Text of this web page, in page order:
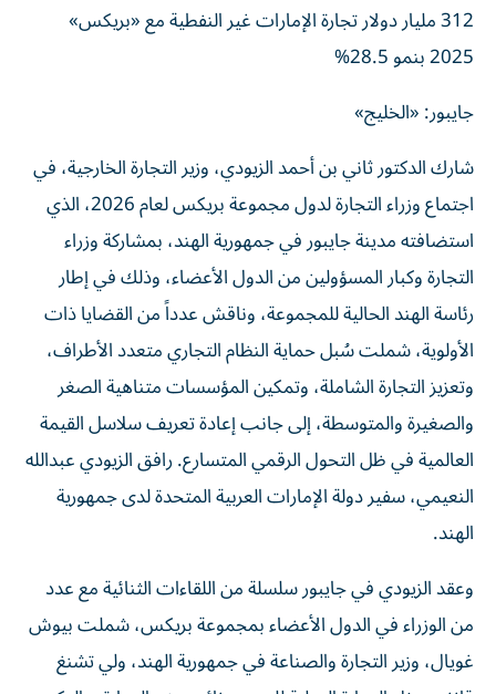
312 مليار دولار تجارة الإمارات غير النفطية مع «بريكس»
2025 بنمو 28.5%
جايبور: «الخليج»
شارك الدكتور ثاني بن أحمد الزيودي، وزير التجارة الخارجية، في
اجتماع وزراء التجارة لدول مجموعة بريكس لعام 2026، الذي
استضافته مدينة جايبور في جمهورية الهند، بمشاركة وزراء
التجارة وكبار المسؤولين من الدول الأعضاء، وذلك في إطار
رئاسة الهند الحالية للمجموعة، وناقش عدداً من القضايا ذات
الأولوية، شملت سُبل حماية النظام التجاري متعدد الأطراف،
وتعزيز التجارة الشاملة، وتمكين المؤسسات متناهية الصغر
والصغيرة والمتوسطة، إلى جانب إعادة تعريف سلاسل القيمة
العالمية في ظل التحول الرقمي المتسارع. رافق الزيودي عبدالله
النعيمي، سفير دولة الإمارات العربية المتحدة لدى جمهورية
الهند.
وعقد الزيودي في جايبور سلسلة من اللقاءات الثنائية مع عدد
من الوزراء في الدول الأعضاء بمجموعة بريكس، شملت بيوش
غويال، وزير التجارة والصناعة في جمهورية الهند، ولي تشنغ